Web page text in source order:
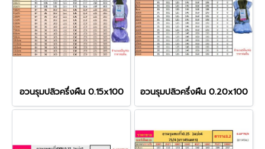
อวนรุมปลิวครึ่งผืน 0.15x100 อวนรุมปลิวครึ่งผืน 0.20x100